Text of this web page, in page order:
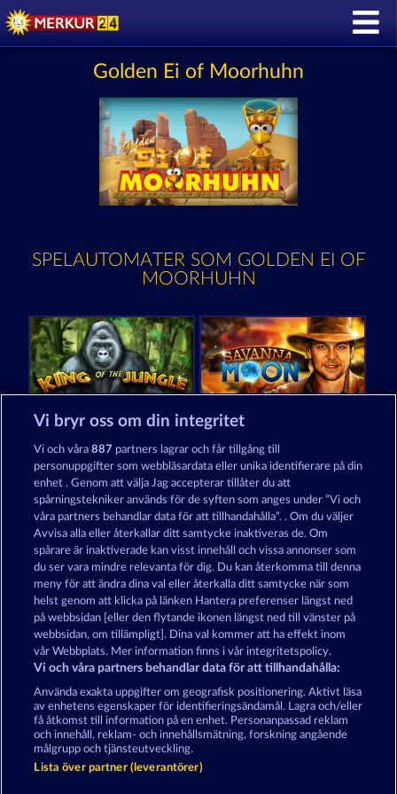
Golden Ei of Moorhuhn
SPELAUTOMATER SOM GOLDEN EI OF
MOORHUHN
King of the Jungle
Black Beauty Beautiful Nature
Användarvillkor Sekretesspolicy Avtryck
Om Företaget FAQ Facebook
Skicka in en begäran om att ångra köpet
Vi bryr oss om din integritet
Vi och våra887 partners lagrar och får tillgång till
personuppgifter som webbläsardata eller unika identifierare på din
enhet . Genom att välja Jag accepterar tillåter du att
spårningstekniker används för de syften som anges under ”Vi och
våra partners behandlar data för att tillhandahålla”. . Om du väljer
Avvisa alla eller återkallar ditt samtycke inaktiveras de. Om
spårare är inaktiverade kan visst innehåll och vissa annonser som
du ser vara mindre relevanta för dig. Du kan återkomma till denna
meny för att ändra dina val eller återkalla ditt samtycke när som
helst genom att klicka på länken Hantera preferenser längst ned
på webbsidan [eller den flytande ikonen längst ned till vänster på
webbsidan, om tillämpligt]. Dina val kommer att ha effekt inom
vår Webbplats. Mer information finns i vår integritetspolicy.
Vi och våra partners behandlar data för att tillhandahålla:
Använda exakta uppgifter om geografisk positionering. Aktivt läsa
av enhetens egenskaper för identifieringsändamål. Lagra och/eller
få åtkomst till information på en enhet. Personanpassad reklam
och innehåll, reklam- och innehållsmätning, forskning angående
målgrupp och tjänsteutveckling.
Lista över partner (leverantörer)